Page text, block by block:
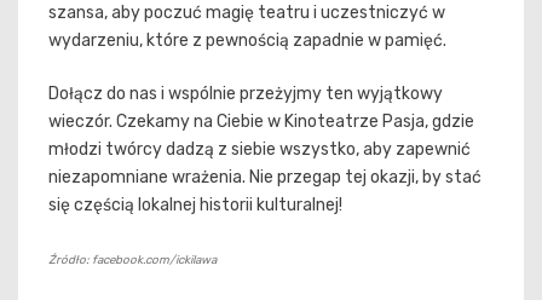
szansa, aby poczuć magię teatru i uczestniczyć w
wydarzeniu, które z pewnością zapadnie w pamięć.
Dołącz do nas i wspólnie przeżyjmy ten wyjątkowy
wieczór. Czekamy na Ciebie w Kinoteatrze Pasja, gdzie
młodzi twórcy dadzą z siebie wszystko, aby zapewnić
niezapomniane wrażenia. Nie przegap tej okazji, by stać
się częścią lokalnej historii kulturalnej!
Źródło: facebook.com/ickilawa